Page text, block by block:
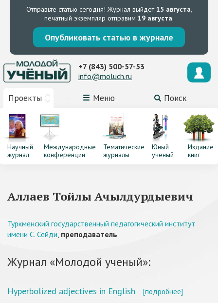
Отправьте статью сегодня! Журнал выйдет15 августа,
печатный экземпляр отправим 19 августа.
Опубликовать статью в журнале
Проекты Меню Поиск
+7 (843) 500-57-53
info@moluch.ru
Научный
журнал
Международные
конференции
Тематические
журналы
Юный
ученый
Издание
книг
Аллаев Тойлы Ачылдурдыевич
Туркменский государственный педагогический институт
имени С. Сейди, преподаватель
Журнал «Молодой ученый»:
Hyperbolized adjectives in English [подробнее]